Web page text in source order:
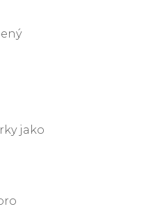
jako